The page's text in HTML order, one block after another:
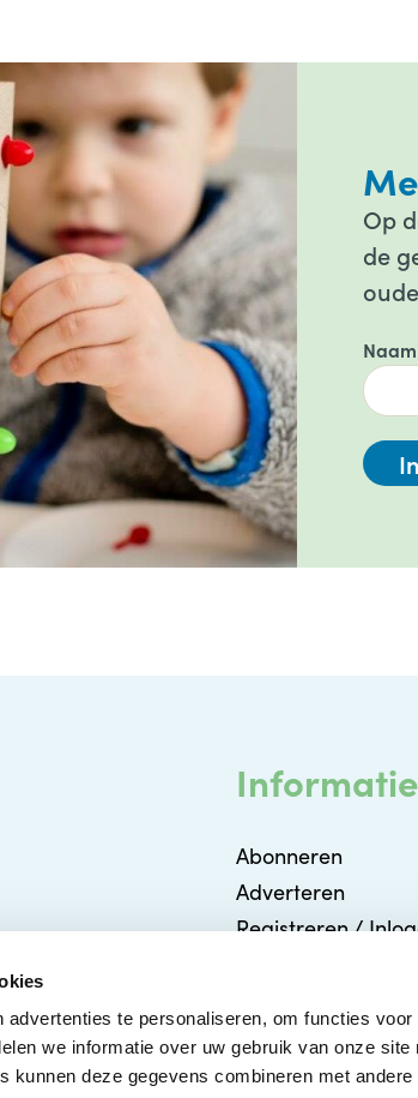
te personaliseren, om functies
we informatie over uw gebruik van onze
kunnen deze gegevens combineren met
Op
de
Naam
Abonneren
Adverteren
Registreren /
Contact